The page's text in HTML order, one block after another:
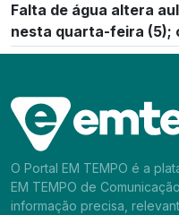
Falta de água altera
nesta quarta-feira (5);
O Portal EM TEMPO é a
EM TEMPO de
informação precisa,